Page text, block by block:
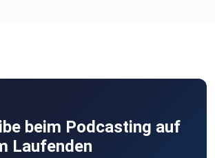
beim Podcasting auf
Laufenden